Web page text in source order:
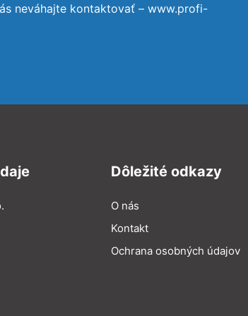
neváhajte kontaktovať – www.profi-
Dôležité odkazy
O nás
Kontakt
Ochrana osobných údajov